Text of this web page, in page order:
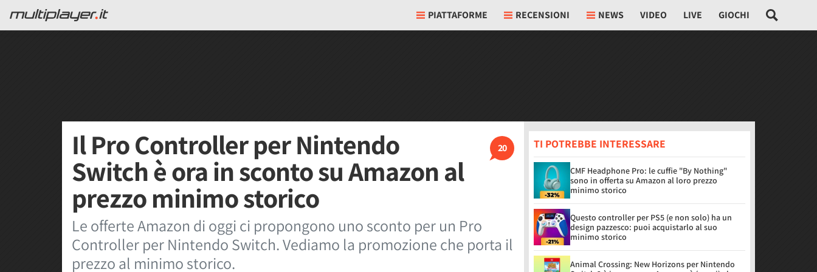
PIATTAFORME RECENSIONI NEWS VIDEO LIVE GIOCHI
20
Il Pro Controller per Nintendo
Switch è ora in sconto su Amazon al
prezzo minimo storico
Le offerte Amazon di oggi ci propongono uno sconto per un Pro
Controller per Nintendo Switch. Vediamo la promozione che porta il
prezzo al minimo storico.
TI POTREBBE INTERESSARE
CMF Headphone Pro: le cuffie "By Nothing"
sono in offerta su Amazon al loro prezzo
minimo storico
Questo controller per PS5 (e non solo) ha un
design pazzesco: puoi acquistarlo al suo
minimo storico
Animal Crossing: New Horizons per Nintendo